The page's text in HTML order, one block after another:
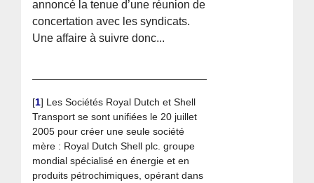
annoncé la tenue d’une réunion de
concertation avec les syndicats.
Une affaire à suivre donc...
[1] Les Sociétés Royal Dutch et Shell
Transport se sont unifiées le 20 juillet
2005 pour créer une seule société
mère : Royal Dutch Shell plc. groupe
mondial spécialisé en énergie et en
produits pétrochimiques, opérant dans